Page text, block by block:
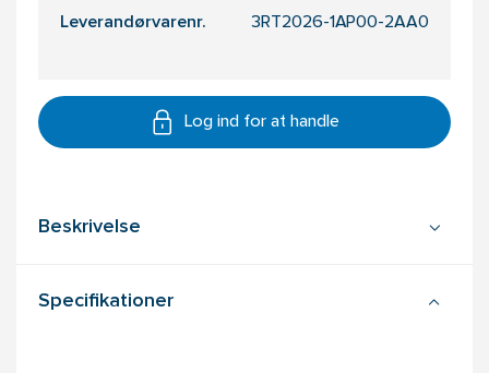
Leverandørvarenr. 3RT2026-1AP00-2AA0
Log ind for at handle
Beskrivelse
Specifikationer